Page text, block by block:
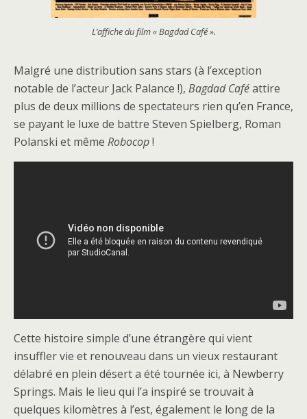
L’affiche du film « Bagdad Café ».
Malgré une distribution sans stars (à l’exception
notable de l’acteur Jack Palance !), Bagdad Caféattire
plus de deux millions de spectateurs rien qu’en France,
se payant le luxe de battre Steven Spielberg, Roman
Polanski et même Robocop!
Cette histoire simple d’une étrangère qui vient
insuffler vie et renouveau dans un vieux restaurant
délabré en plein désert a été tournée ici, à Newberry
Springs. Mais le lieu qui l’a inspiré se trouvait à
quelques kilomètres à l’est, également le long de la